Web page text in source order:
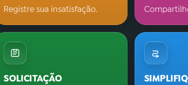
Registre sua insatisfação.
SOLICITAÇÃO